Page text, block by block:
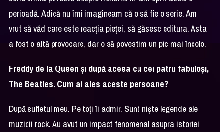
perioadă. Adică nu îmi imagineam că o să fie o serie. Am
vrut să văd care este reacția pieței, să găsesc editura. Asta
a fost o altă provocare, dar o să povestim un pic mai încolo.
Freddy de la Queen și după aceea cu cei patru fabuloși,
The Beatles. Cum ai ales aceste persoane?
După sufletul meu. Pe toți îi admir. Sunt niște legende ale
muzicii rock. Au avut un impact fenomenal asupra istoriei